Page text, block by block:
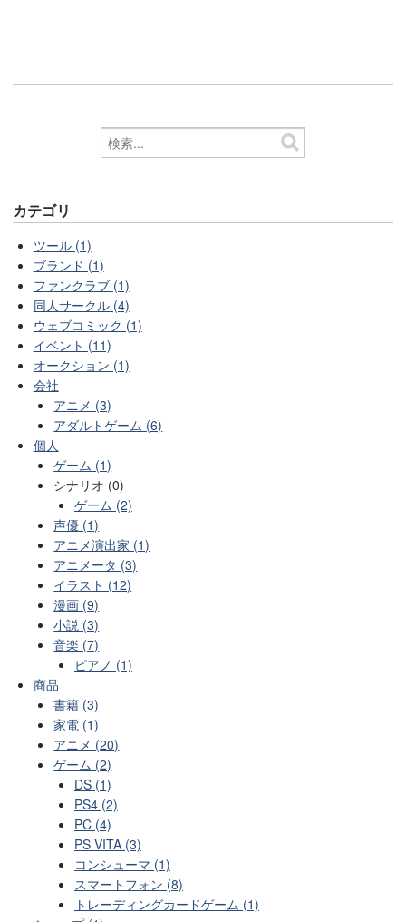
カテゴリ
ツール (1)
ブランド (1)
ファンクラブ (1)
同人サークル (4)
ウェブコミック (1)
イベント (11)
オークション (1)
会社
アニメ (3)
アダルトゲーム (6)
個人
ゲーム (1)
シナリオ (0)
ゲーム (2)
声優 (1)
アニメ演出家 (1)
アニメータ (3)
イラスト (12)
漫画 (9)
小説 (3)
音楽 (7)
ピアノ (1)
商品
書籍 (3)
家電 (1)
アニメ (20)
ゲーム (2)
DS (1)
PS4 (2)
PC (4)
PS VITA (3)
コンシューマ (1)
スマートフォン (8)
トレーディングカードゲーム (1)